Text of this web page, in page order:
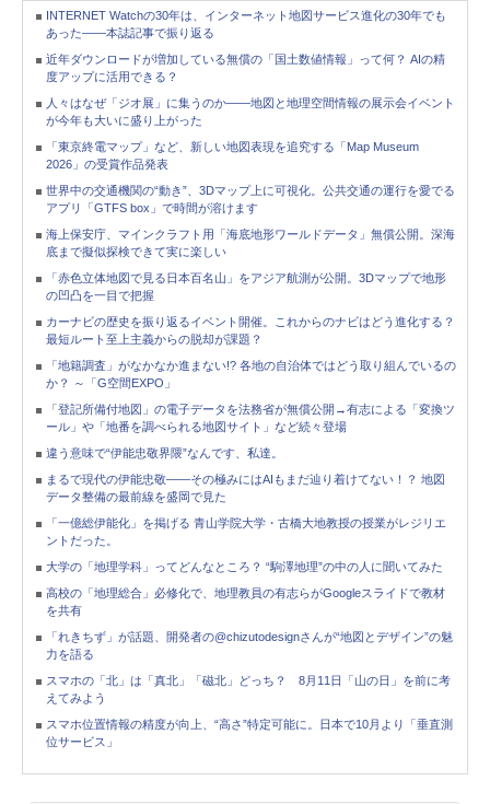
INTERNET Watchの30年は、インターネット地図サービス進化の30年でも
あった――本誌記事で振り返る
近年ダウンロードが増加している無償の「国土数値情報」って何？ AIの精
度アップに活用できる？
人々はなぜ「ジオ展」に集うのか――地図と地理空間情報の展示会イベント
が今年も大いに盛り上がった
「東京終電マップ」など、新しい地図表現を追究する「Map Museum
2026」の受賞作品発表
世界中の交通機関の“動き”、3Dマップ上に可視化。公共交通の運行を愛でる
アプリ「GTFS box」で時間が溶けます
海上保安庁、マインクラフト用「海底地形ワールドデータ」無償公開。深海
底まで擬似探検できて実に楽しい
「赤色立体地図で見る日本百名山」をアジア航測が公開。3Dマップで地形
の凹凸を一目で把握
カーナビの歴史を振り返るイベント開催。これからのナビはどう進化する？
最短ルート至上主義からの脱却が課題？
「地籍調査」がなかなか進まない!? 各地の自治体ではどう取り組んでいるの
か？ ～「G空間EXPO」
「登記所備付地図」の電子データを法務省が無償公開→有志による「変換ツ
ール」や「地番を調べられる地図サイト」など続々登場
違う意味で“伊能忠敬界隈”なんです、私達。
まるで現代の伊能忠敬――その極みにはAIもまだ辿り着けてない！？ 地図
データ整備の最前線を盛岡で見た
「一億総伊能化」を掲げる 青山学院大学・古橋大地教授の授業がレジリエ
ントだった。
大学の「地理学科」ってどんなところ？ “駒澤地理”の中の人に聞いてみた
高校の「地理総合」必修化で、地理教員の有志らがGoogleスライドで教材
を共有
「れきちず」が話題、開発者の@chizutodesignさんが“地図とデザイン”の魅
力を語る
スマホの「北」は「真北」「磁北」どっち？ 8月11日「山の日」を前に考
えてみよう
スマホ位置情報の精度が向上、“高さ”特定可能に。日本で10月より「垂直測
位サービス」